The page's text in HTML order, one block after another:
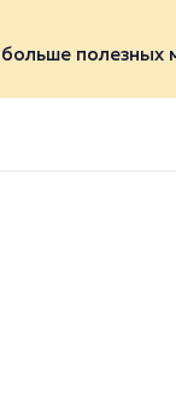
полезных